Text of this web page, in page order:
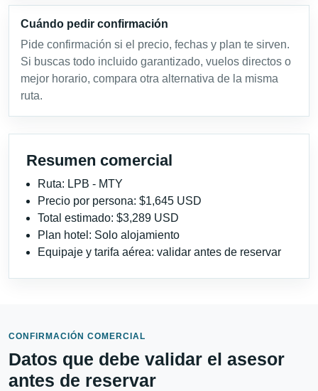
Cuándo pedir confirmación
Pide confirmación si el precio, fechas y plan te sirven.
Si buscas todo incluido garantizado, vuelos directos o
mejor horario, compara otra alternativa de la misma
ruta.
Resumen comercial
Ruta: LPB - MTY
Precio por persona: $1,645 USD
Total estimado: $3,289 USD
Plan hotel: Solo alojamiento
Equipaje y tarifa aérea: validar antes de reservar
CONFIRMACIÓN COMERCIAL
Datos que debe validar el asesor
antes de reservar